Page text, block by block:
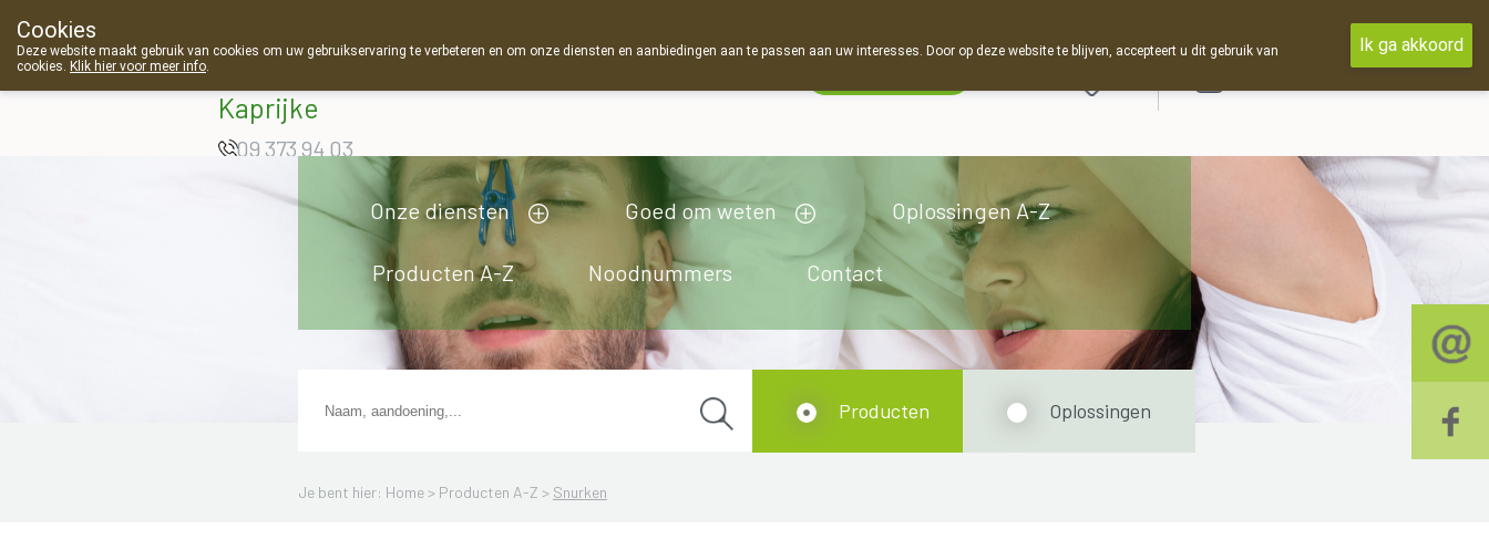
Apotheek Van
Kaprijke
09 373 94 03
Onze diensten Goed om weten Oplossingen A-Z
Producten A-Z Noodnummers Contact
Je bent hier: Home > Producten A-Z > Snurken
Producten Oplossingen
Cookies
Deze website maakt gebruik van cookies om uw gebruikservaring te verbeteren en om onze diensten en aanbiedingen aan te passen aan uw interesses. Door op deze website te blijven, accepteert u dit gebruik van
cookies. Klik hier voor meer info.
Ik ga akkoord